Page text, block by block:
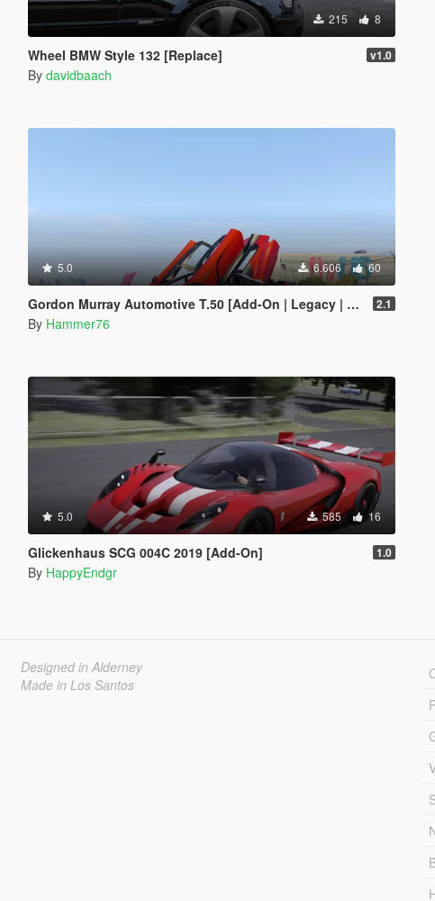
215 8
Wheel BMW Style 132 [Replace] v1.0
By davidbaach
5.0 6.606 60
Gordon Murray Automotive T.50 [Add-On | Legacy | Enhanced] 2.1
By Hammer76
5.0 585 16
Glickenhaus SCG 004C 2019 [Add-On] 1.0
By HappyEndgr
Designed in Alderney
Made in Los Santos